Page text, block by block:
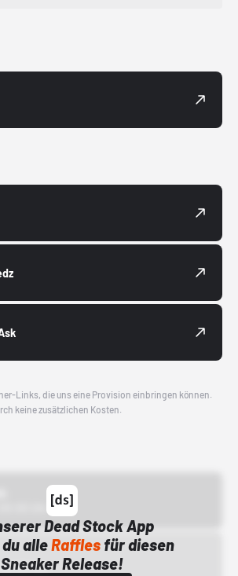
Links, die uns eine Provision einbringen können.
keine zusätzlichen Kosten.
Dead Stock App
alleRafflesfür diesen
Sneaker Release!
00:00 Uhr